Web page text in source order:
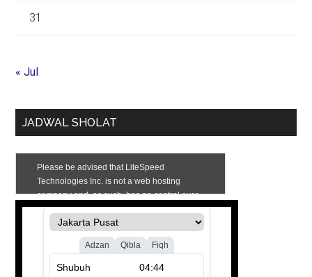
31
« Jul
JADWAL SHOLAT